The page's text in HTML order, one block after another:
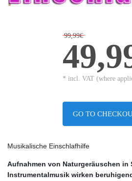
99,99€
* incl. VAT (where
GO TO
Musikalische Einschlafhilfe
Aufnahmen von Naturgeräuschen in
Instrumentalmusik wirken